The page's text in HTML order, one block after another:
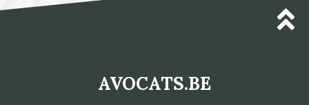
AVOCATS.BE